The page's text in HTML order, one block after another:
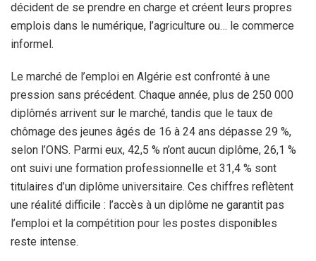
décident de se prendre en charge et créent leurs propres
emplois dans le numérique, l’agriculture ou… le commerce
informel.
Le marché de l’emploi en Algérie est confronté à une
pression sans précédent. Chaque année, plus de 250 000
diplômés arrivent sur le marché, tandis que le taux de
chômage des jeunes âgés de 16 à 24 ans dépasse 29 %,
selon l’ONS. Parmi eux, 42,5 % n’ont aucun diplôme, 26,1 %
ont suivi une formation professionnelle et 31,4 % sont
titulaires d’un diplôme universitaire. Ces chiffres reflètent
une réalité difficile : l’accès à un diplôme ne garantit pas
l’emploi et la compétition pour les postes disponibles
reste intense.